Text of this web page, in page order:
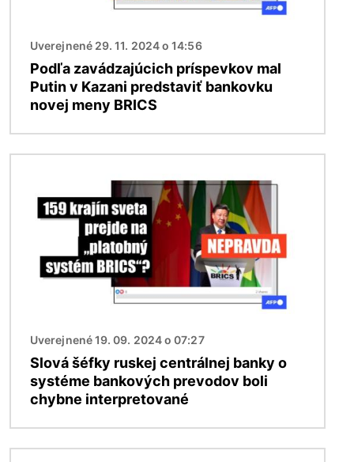
Uverejnené 29. 11. 2024 o 14:56
Podľa zavádzajúcich príspevkov mal
Putin v Kazani predstaviť bankovku
novej meny BRICS
Uverejnené 19. 09. 2024 o 07:27
Slová šéfky ruskej centrálnej banky o
systéme bankových prevodov boli
chybne interpretované